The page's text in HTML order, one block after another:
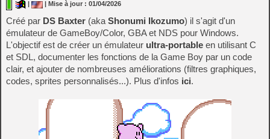
| Mise à jour : 01/04/2026
Créé par DS Baxter (aka Shonumi Ikozumo) il s'agit d'un
émulateur de GameBoy/Color, GBA et NDS pour Windows.
L'objectif est de créer un émulateur ultra-portable en utilisant C
et SDL, documenter les fonctions de la Game Boy par un code
clair, et ajouter de nombreuses améliorations (filtres graphiques,
codes, sprites personnalisés...). Plus d'infos ici.